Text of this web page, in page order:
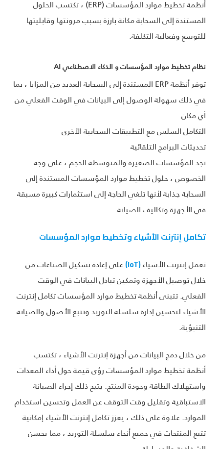
أنظمة تخطيط موارد المؤسسات (ERP) ، تكتسب الحلول
المستندة إلى السحابة مكانة بارزة بسبب مرونتها وقابليتها
للتوسع وفعالية التكلفة.
نظام تخطيط موارد المؤسسات و الذكاء الاصطناعي AI
توفر أنظمة ERP المستندة إلى السحابة العديد من المزايا ، بما
في ذلك سهولة الوصول إلى البيانات في الوقت الفعلي من
أي مكان
التكامل السلس مع التطبيقات السحابية الأخرى
تحديثات البرامج التلقائية
تجد المؤسسات الصغيرة والمتوسطة الحجم ، على وجه
الخصوص ، حلول تخطيط موارد المؤسسات المستندة إلى
السحابة جذابة لأنها تلغي الحاجة إلى استثمارات كبيرة مسبقة
في الأجهزة وتكاليف الصيانة.
تكامل إنترنت الأشياء وتخطيط موارد المؤسسات
تعمل إنترنت الأشياء(IoT)
على إعادة تشكيل الصناعات من
خلال توصيل الأجهزة وتمكين تبادل البيانات في الوقت
الفعلي. تتبنى أنظمة تخطيط موارد المؤسسات تكامل إنترنت
الأشياء لتحسين إدارة سلسلة التوريد وتتبع الأصول والصيانة
التنبؤية.
من خلال دمج البيانات من أجهزة إنترنت الأشياء ، تكتسب
أنظمة تخطيط موارد المؤسسات رؤى قيمة حول أداء المعدات
واستهلاك الطاقة وجودة المنتج. يتيح ذلك إجراء الصيانة
الاستباقية وتقليل وقت التوقف عن العمل وتحسين استخدام
الموارد. علاوة على ذلك ، يعزز تكامل إنترنت الأشياء إمكانية
تتبع المنتجات في جميع أنحاء سلسلة التوريد ، مما يحسن